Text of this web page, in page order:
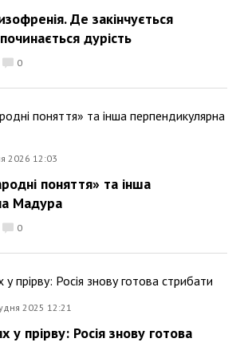
Де закінчується
дурість
0
2026 12:03
поняття» та інша
Мадура
0
2025 12:21
у прірву: Росія знову готова